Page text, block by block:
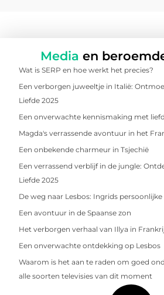
Media en
Wat is SERP en hoe werkt het precies?
Een verborgen juweeltje in Italië:
Liefde 2025
Een onverwachte kennismaking met
Magda's verrassende avontuur in het
Een onbekende charmeur in Tsjechië
Een verrassend verblijf in de jungle:
Liefde 2025
De weg naar Lesbos: Ingrids persoonlijke
Een avontuur in de Spaanse zon
Het verborgen verhaal van Illya in
Een onverwachte ontdekking op Lesbos
Waarom is het aan te raden om goed
alle soorten televisies van dit moment